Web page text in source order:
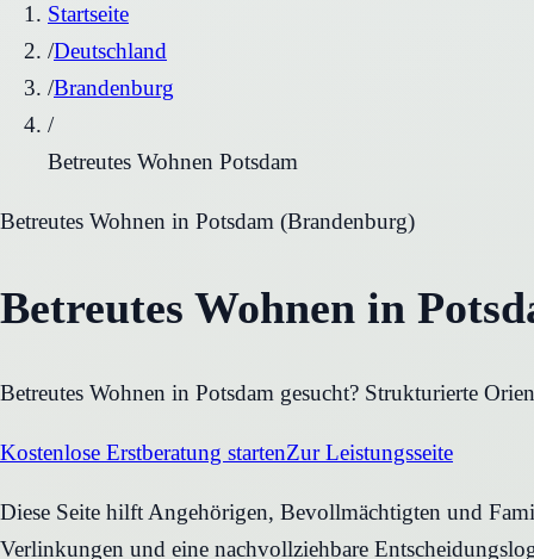
Startseite
/Deutschland
/Brandenburg
/
Betreutes Wohnen Potsdam
Betreutes Wohnen in Potsdam (Brandenburg)
Betreutes Wohnen in
Betreutes Wohnen in Potsdam gesucht? Strukturierte
Kostenlose Erstberatung startenZur Leistungsseite
Diese Seite hilft Angehörigen, Bevollmächtigten und
Verlinkungen und eine nachvollziehbare